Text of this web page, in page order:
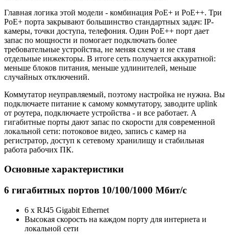
Главная логика этой модели - комбинация PoE+ и PoE++. Три
PoE+ порта закрывают большинство стандартных задач: IP-
камеры, точки доступа, телефония. Один PoE++ порт дает
запас по мощности и помогает подключать более
требовательные устройства, не меняя схему и не ставя
отдельные инжекторы. В итоге сеть получается аккуратной:
меньше блоков питания, меньше удлинителей, меньше
случайных отключений.
Коммутатор неуправляемый, поэтому настройка не нужна. Вы
подключаете питание к самому коммутатору, заводите uplink
от роутера, подключаете устройства - и все работает. А
гигабитные порты дают запас по скорости для современной
локальной сети: потоковое видео, запись с камер на
регистратор, доступ к сетевому хранилищу и стабильная
работа рабочих ПК.
Основные характеристики
6 гигабитных портов 10/100/1000 Мбит/с
6 x RJ45 Gigabit Ethernet
Высокая скорость на каждом порту для интернета и
локальной сети